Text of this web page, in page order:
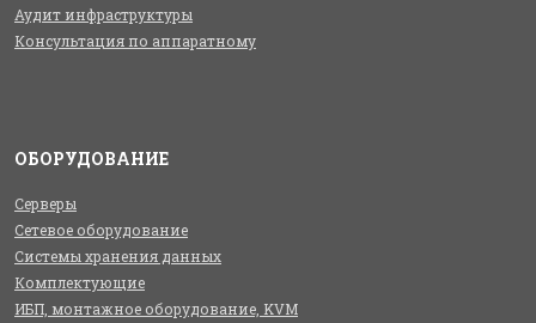
Аудит инфраструктуры
Консультация по аппаратному
ОБОРУДОВАНИЕ
Серверы
Сетевое оборудование
Системы хранения данных
Комплектующие
ИБП, монтажное оборудование, KVM